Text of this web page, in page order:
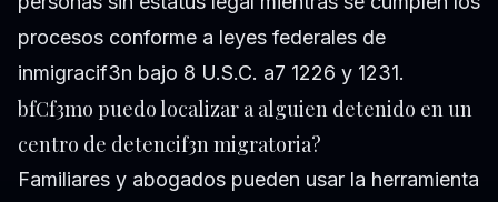
procesos conforme a leyes federales de
inmigracif3n bajo 8 U.S.C. a7 1226 y 1231.
bfCf3mo puedo localizar a alguien detenido en un
centro de detencif3n migratoria?
Familiares y abogados pueden usar la herramienta